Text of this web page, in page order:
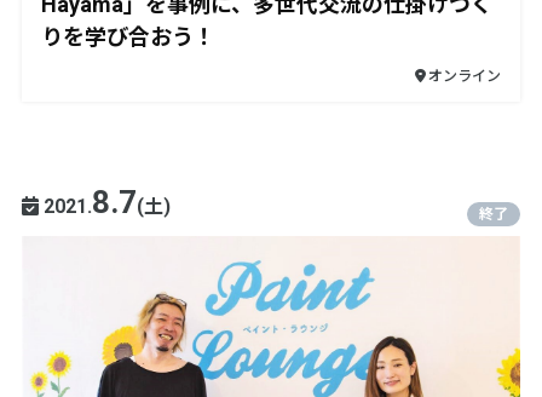
りを学び合おう！
オンライン
2021.8.7(土) 終了